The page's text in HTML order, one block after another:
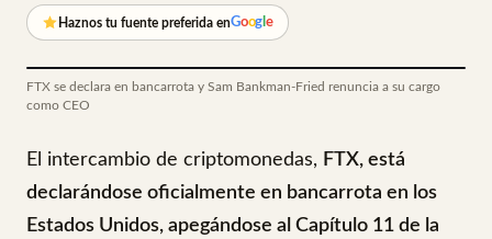
Haznos tu fuente preferida enGoog e
FTX se declara en bancarrota y Sam Bankman-Fried renuncia a su cargo
como CEO
El intercambio de criptomonedas, FTX, está
declarándose oficialmente en bancarrota en los
Estados Unidos, apegándose al Capítulo 11 de la